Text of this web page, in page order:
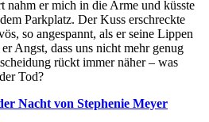
nahm er mich in die Arme und küsste
Parkplatz. Der Kuss erschreckte
so angespannt, als er seine Lippen
Angst, dass uns nicht mehr genug
rückt immer näher – was
Tod?
Nacht von Stephenie Meyer